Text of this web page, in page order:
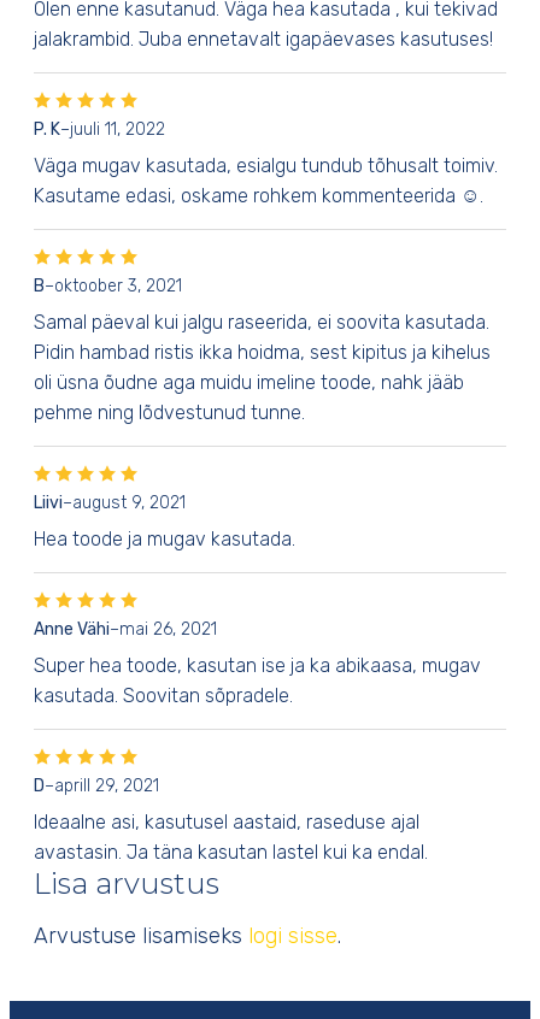
Olen enne kasutanud. Väga hea kasutada , kui tekivad
jalakrambid. Juba ennetavalt igapäevases kasutuses!
P. K–juuli 11, 2022
Väga mugav kasutada, esialgu tundub tõhusalt toimiv.
Kasutame edasi, oskame rohkem kommenteerida ☺️.
B–oktoober 3, 2021
Samal päeval kui jalgu raseerida, ei soovita kasutada.
Pidin hambad ristis ikka hoidma, sest kipitus ja kihelus
oli üsna õudne aga muidu imeline toode, nahk jääb
pehme ning lõdvestunud tunne.
Liivi–august 9, 2021
Hea toode ja mugav kasutada.
Anne Vähi–mai 26, 2021
Super hea toode, kasutan ise ja ka abikaasa, mugav
kasutada. Soovitan sõpradele.
D–aprill 29, 2021
Ideaalne asi, kasutusel aastaid, raseduse ajal
avastasin. Ja täna kasutan lastel kui ka endal.
Lisa arvustus
Arvustuse lisamiseks logi sisse.